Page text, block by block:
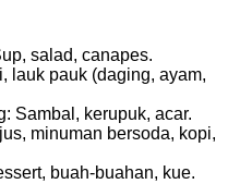
salad, canapes.
lauk pauk (daging, ayam,
Sambal, kerupuk, acar.
minuman bersoda, kopi,
buah-buahan, kue.